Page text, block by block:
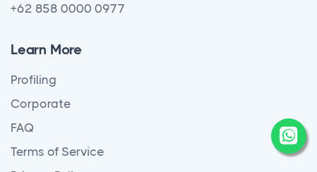
+62 858 0000 0977
Learn More
Profiling
Corporate
FAQ
Terms of Service